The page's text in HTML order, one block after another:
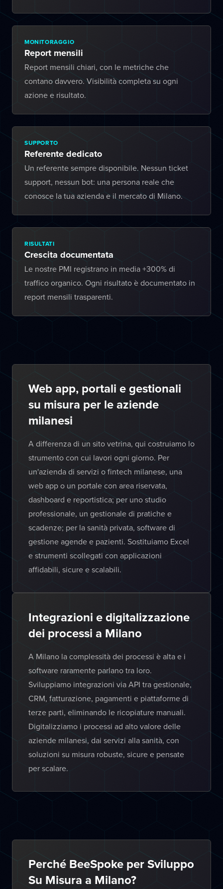
MONITORAGGIO
Report mensili
Report mensili chiari, con le metriche che
contano davvero. Visibilità completa su ogni
azione e risultato.
SUPPORTO
Referente dedicato
Un referente sempre disponibile. Nessun ticket
support, nessun bot: una persona reale che
conosce la tua azienda e il mercato di Milano.
RISULTATI
Crescita documentata
Le nostre PMI registrano in media +300% di
traffico organico. Ogni risultato è documentato in
report mensili trasparenti.
Web app, portali e gestionali
su misura per le aziende
milanesi
A differenza di un sito vetrina, qui costruiamo lo
strumento con cui lavori ogni giorno. Per
un'azienda di servizi o fintech milanese, una
web app o un portale con area riservata,
dashboard e reportistica; per uno studio
professionale, un gestionale di pratiche e
scadenze; per la sanità privata, software di
gestione agende e pazienti. Sostituiamo Excel
e strumenti scollegati con applicazioni
affidabili, sicure e scalabili.
Integrazioni e digitalizzazione
dei processi a Milano
A Milano la complessità dei processi è alta e i
software raramente parlano tra loro.
Sviluppiamo integrazioni via API tra gestionale,
CRM, fatturazione, pagamenti e piattaforme di
terze parti, eliminando le ricopiature manuali.
Digitalizziamo i processi ad alto valore delle
aziende milanesi, dai servizi alla sanità, con
soluzioni su misura robuste, sicure e pensate
per scalare.
Perché BeeSpoke per Sviluppo
Su Misura a Milano?